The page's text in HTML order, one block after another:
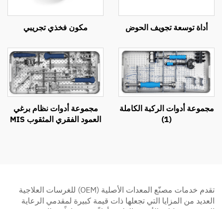
أداة توسعة تجويف الحوض مكون فخذي تجريبي
مجموعة أدوات الركبة الكاملة
(1)
مجموعة أدوات نظام برغي
العمود الفقري المثقوب MIS
تقدم خدمات مصنّع المعدات الأصلية (OEM) للغرسات العلاجية
العديد من المزايا التي تجعلها ذات قيمة كبيرة لمقدمي الرعاية